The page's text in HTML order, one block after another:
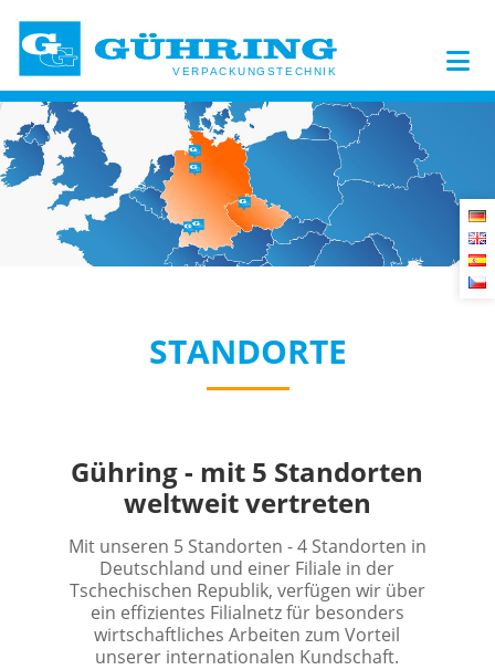
STANDORTE
Gühring - mit 5 Standorten
weltweit vertreten
Mit unseren 5 Standorten - 4 Standorten in
Deutschland und einer Filiale in der
Tschechischen Republik, verfügen wir über
ein effizientes Filialnetz für besonders
wirtschaftliches Arbeiten zum Vorteil
unserer internationalen Kundschaft.